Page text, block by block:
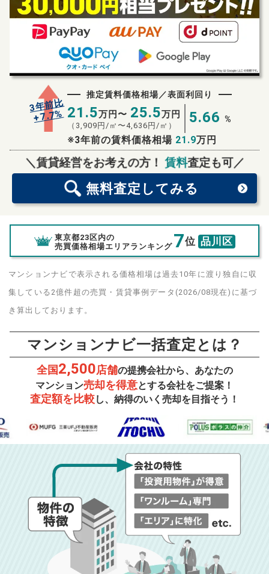
3年前比
+7.7%
推定賃料価格相場／表面利回り
21.5万円〜 25.5万円
（ 3,909 円/㎡〜4,636 円/㎡） 5.66 %
※3年前の賃料価格相場 21.9万円
＼賃貸経営をお考えの方！賃料査定も可／
無料査定 してみる
無料査定スタート！
東京都23区内の
売買価格相場エリアランキング 7位 品川区
マンションナビで表示される価格相場は過去10年に渡り独自に収
集している2億件超の売買・賃貸事例データ(2026/08現在)に基づ
き算出しております。
マンションナビ一括査定とは？
全国2,500店舗の提携会社から、あなたの
マンション売却を得意とする会社をご提案！
査定額を比較し、納得のいく売却を目指そう！